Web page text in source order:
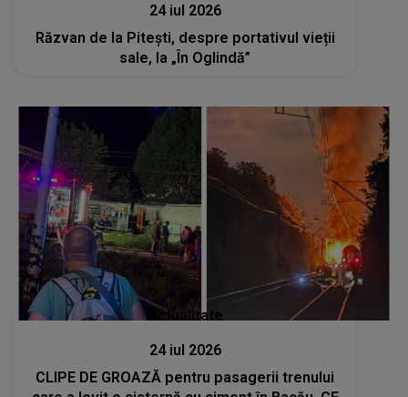
24 iul 2026
Răzvan de la Pitești, despre portativul vieții
sale, la „În Oglindă”
Actualitate
24 iul 2026
CLIPE DE GROAZĂ pentru pasagerii trenului